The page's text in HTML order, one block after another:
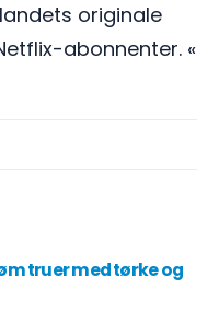
originale
abonnenter. «
truer med tørke og